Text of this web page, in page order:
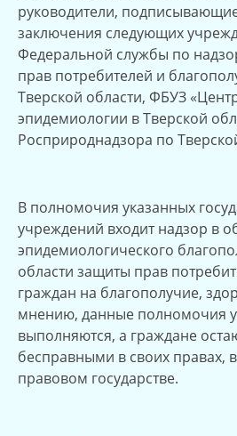
руководители,
заключения следующих
Федеральной службы по
прав потребителей и
Тверской области, ФБУЗ
эпидемиологии в Тверской
Росприроднадзора по
В полномочия указанных
учреждений входит надзор в
эпидемиологического
области защиты прав
граждан на благополучие,
мнению, данные полномочия
выполняются, а граждане
бесправными в своих
правовом государстве.